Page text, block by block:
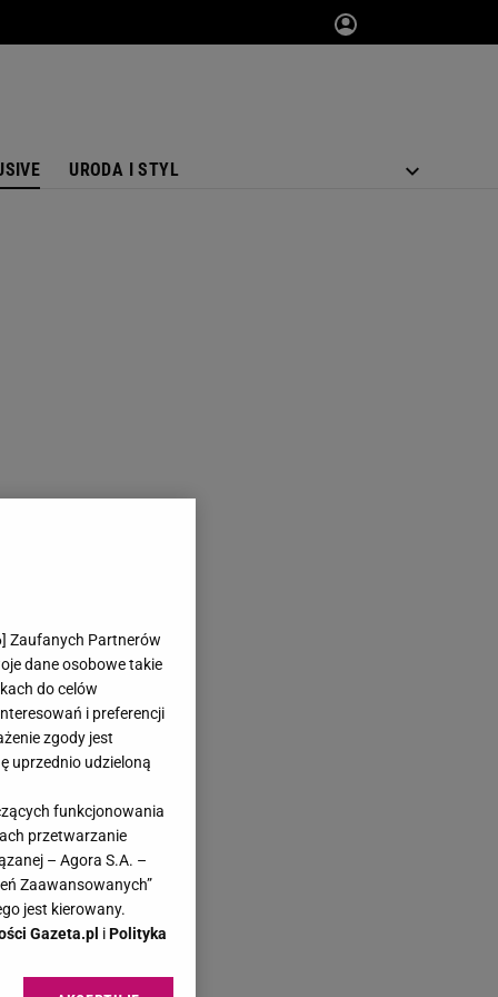
URODA I STYL
] Zaufanych Partnerów
dane osobowe takie
do celów
i preferencji
zgody jest
uprzednio udzieloną
funkcjonowania
przetwarzanie
– Agora S.A. –
Zaawansowanych”
jest kierowany.
Gazeta.pl iPolityka